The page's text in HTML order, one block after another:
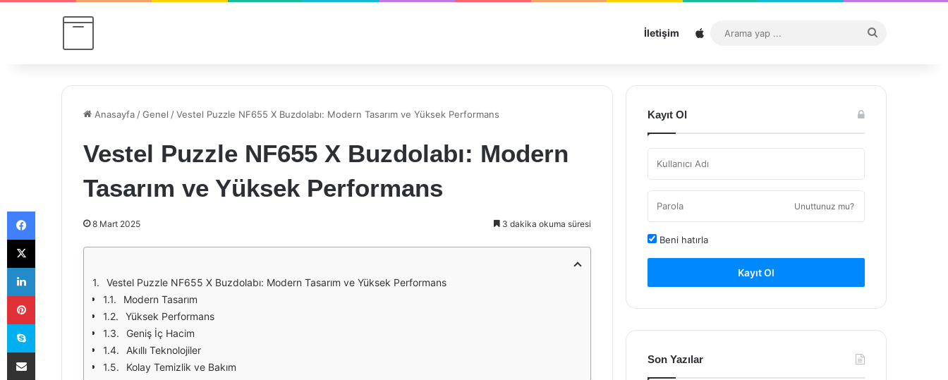
İletişim Sitemap
...
Anasayfa /Genel /Vestel Puzzle NF655 X Buzdolabı: Modern Tasarım ve Yüksek Performans
Vestel Puzzle NF655 X Buzdolabı: Modern
Tasarım ve Yüksek Performans
8 Mart 2025 3 dakika okuma süresi
Vestel Puzzle NF655 X Buzdolabı: Modern Tasarım ve Yüksek Performans
Modern Tasarım
Yüksek Performans
Geniş İç Hacim
Akıllı Teknolojiler
Kolay Temizlik ve Bakım
Kayıt Ol
Unuttunuz mu?
Beni hatırla
Kayıt Ol
Son Yazılar
Facebook
X
LinkedIn
Pinterest
Skype
E-Posta ile paylaş